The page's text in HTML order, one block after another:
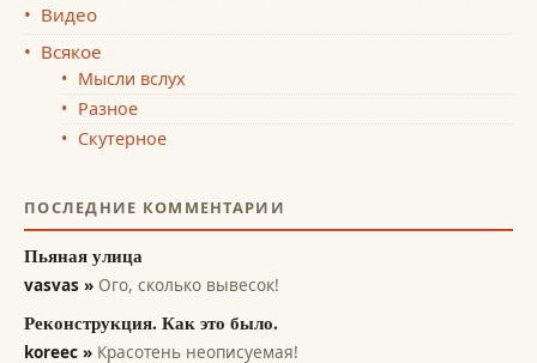
Видео
Всякое
Мысли вслух
Разное
Скутерное
ПОСЛЕДНИЕ КОММЕНТАРИИ
Пьяная улица
vasvas » Ого, сколько вывесок!
Реконструкция. Как это было.
koreec » Красотень неописуемая!